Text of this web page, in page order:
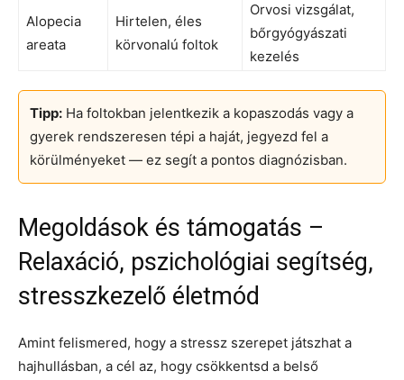
Alopecia
areata
Hirtelen, éles
körvonalú foltok
Orvosi vizsgálat,
bőrgyógyászati
kezelés
Tipp: Ha foltokban jelentkezik a kopaszodás vagy a
gyerek rendszeresen tépi a haját, jegyezd fel a
körülményeket — ez segít a pontos diagnózisban.
Megoldások és támogatás –
Relaxáció, pszichológiai segítség,
stresszkezelő életmód
Amint felismered, hogy a stressz szerepet játszhat a
hajhullásban, a cél az, hogy csökkentsd a belső